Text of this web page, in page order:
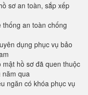
sơ an toàn, sắp xếp
thống an toàn chống
dụng phục vụ bảo
hồ sơ đã quen thuộc
năm qua
ngăn có khóa phục vụ